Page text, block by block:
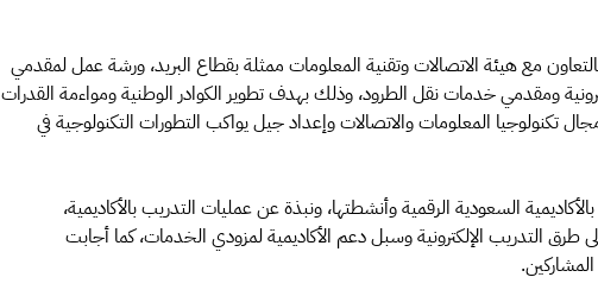
مع هيئة الاتصالات وتقنية المعلومات ممثلة بقطاع البريد، ورشة عمل لمقدمي
ومقدمي خدمات نقل الطرود، وذلك بهدف تطوير الكوادر الوطنية ومواءمة القدرات
تكنولوجيا المعلومات والاتصالات وإعداد جيل يواكب التطورات التكنولوجية في
السعودية الرقمية وأنشطتها، ونبذة عن عمليات التدريب بالأكاديمية،
طرق التدريب الإلكترونية وسبل دعم الأكاديمية لمزودي الخدمات، كما أجابت